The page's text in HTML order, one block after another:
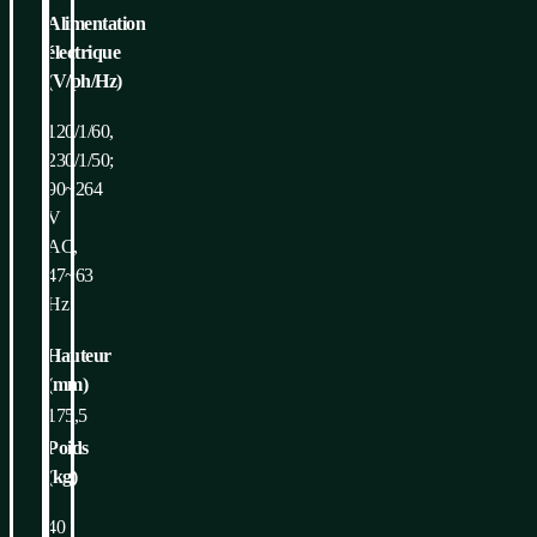
Alimentation
électrique
(V/ph/Hz)
120/1/60,
230/1/50;
90~264
V
AC,
47~63
Hz
Hauteur
(mm)
175,5
Poids
(kg)
40